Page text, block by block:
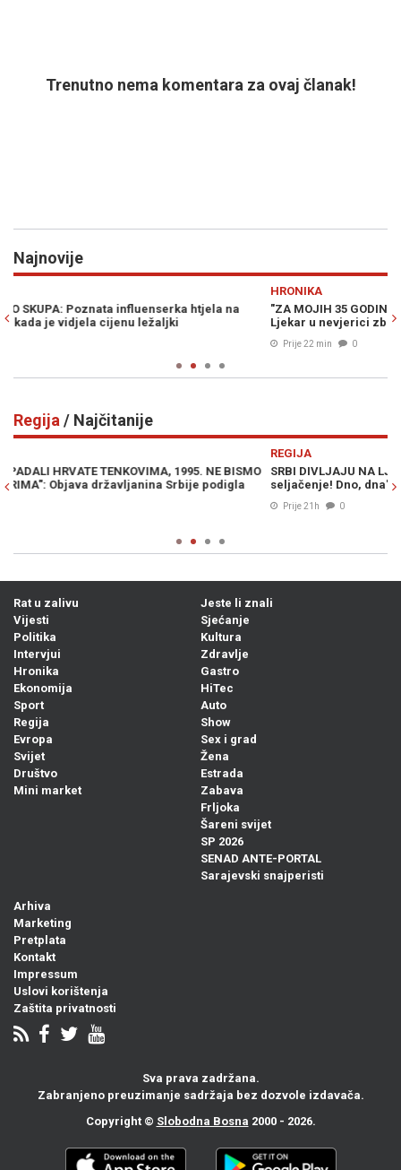
Trenutno nema komentara za ovaj članak!
Najnovije
"ZA MOJIH 35 GODINA RADA NE PAMTIM DA JE NEKO IMAO VIŠE":
Ljekar u nevjerici zbog koncentracije alkohola kod pacijenta
Regija / Najčitanije
SRBI DIVLJAJU NA LJETOVANJU: "Ne moramo slušati vaše
seljačenje! Dno, dna"
Rat u zalivu
Vijesti
Politika
Intervjui
Hronika
Ekonomija
Sport
Regija
Evropa
Svijet
Društvo
Mini market
Jeste li znali
Sjećanje
Kultura
Zdravlje
Gastro
HiTec
Auto
Show
Sex i grad
Žena
Estrada
Zabava
Frljoka
Šareni svijet
SP 2026
SENAD ANTE-PORTAL
Sarajevski snajperisti
Arhiva
Marketing
Pretplata
Kontakt
Impressum
Uslovi korištenja
Zaštita privatnosti
Sva prava zadržana.
Zabranjeno preuzimanje sadržaja bez dozvole izdavača.
Copyright © Slobodna Bosna 2000 - 2026.